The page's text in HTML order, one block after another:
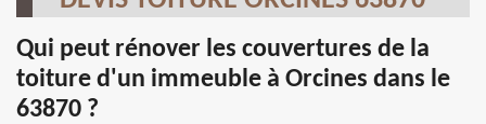
Qui peut rénover les couvertures de la
toiture d'un immeuble à Orcines dans le
63870 ?